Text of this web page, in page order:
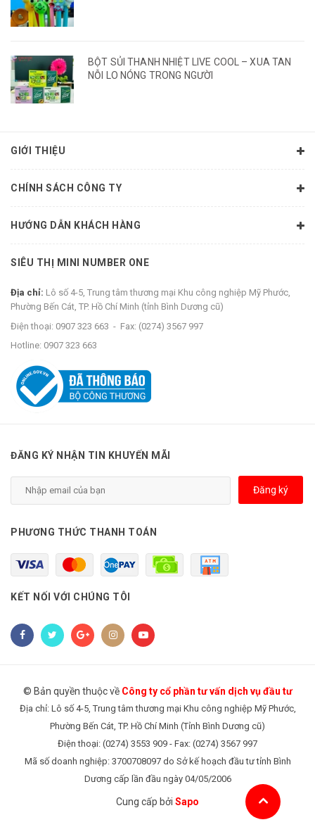
BỘT SỦI THANH NHIỆT LIVE COOL – XUA TAN
NỖI LO NÓNG TRONG NGƯỜI
GIỚI THIỆU
CHÍNH SÁCH CÔNG TY
HƯỚNG DẪN KHÁCH HÀNG
SIÊU THỊ MINI NUMBER ONE
Địa chỉ: Lô số 4-5, Trung tâm thương mại Khu công nghiệp Mỹ Phước,
Phường Bến Cát, TP. Hồ Chí Minh (tỉnh Bình Dương cũ)
Điện thoại: 0907 323 663 - Fax: (0274) 3567 997
Hotline: 0907 323 663
ĐĂNG KÝ NHẬN TIN KHUYẾN MÃI
Đăng ký
PHƯƠNG THỨC THANH TOÁN
KẾT NỐI VỚI CHÚNG TÔI
© Bản quyền thuộc về Công ty cổ phần tư vấn dịch vụ đầu tư
Địa chỉ: Lô số 4-5, Trung tâm thương mại Khu công nghiệp Mỹ Phước,
Phường Bến Cát, TP. Hồ Chí Minh (Tỉnh Bình Dương cũ)
Điện thoại: (0274) 3553 909 - Fax: (0274) 3567 997
Mã số doanh nghiệp: 3700708097 do Sở kế hoạch đầu tư tỉnh Bình
Dương cấp lần đầu ngày 04/05/2006
Cung cấp bởi Sapo